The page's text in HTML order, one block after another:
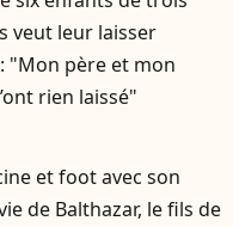
veut leur laisser
"Mon père et mon
rien laissé"
et foot avec son
de Balthazar, le fils de